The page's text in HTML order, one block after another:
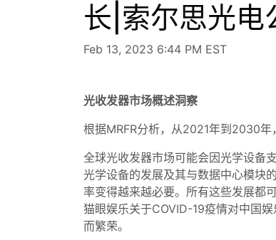
长|索尔思光电
Feb 13, 2023 6:44 PM EST
光收发器市场概述洞察
根据MRFR分析，从2021年到2030年
全球光收发器市场可能会因光学设备
光学设备的发展及其与数据中心模块
率变得越来越必要。所有这些发展都
猫眼娱乐关于COVID-19疫情对中国
而繁荣。